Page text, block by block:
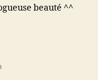
beauté ^^